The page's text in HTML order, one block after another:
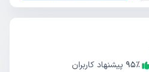
95٪
پیشنهاد کاربران